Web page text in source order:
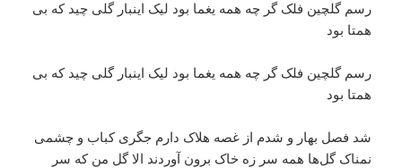
رسم گلچین فلک گر چه همه یغما بود لیک اینبار گلی چید که بی
همتا بود
رسم گلچین فلک گر چه همه یغما بود لیک اینبار گلی چید که بی
همتا بود
شد فصل بهار و شدم از غصه هلاک دارم جگری کباب و چشمی
نمناک گل‌ها همه سر زه خاک برون آوردند الا گل من که سر